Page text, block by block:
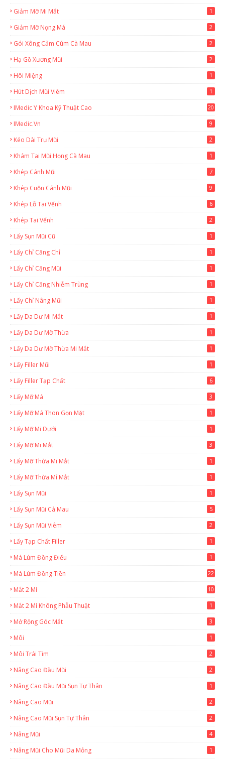
Giảm Mỡ Mi Mắt 1
Giảm Mỡ Nọng Má 2
Gói Xông Cảm Cúm Cà Mau 2
Hạ Gồ Xương Mũi 2
Hôi Miệng 1
Hút Dịch Mũi Viêm 1
IMedic Y Khoa Kỹ Thuật Cao
20
IMedic.vn 9
Kéo Dài Trụ Mũi 2
Khám Tai Mũi Họng Cà Mau 1
Khép Cánh Mũi 7
Khép Cuộn Cánh Mũi 9
Khép Lỗ Tai Vểnh 6
Khép Tai Vểnh 2
Lấy Sụn Mũi Cũ 1
Lấy Chỉ Căng Chỉ 1
Lấy Chỉ Căng Mũi 1
Lấy Chỉ Căng Nhiễm Trùng 1
Lấy Chỉ Nâng Mũi 1
Lấy Da Dư Mi Mắt 1
Lấy Da Dư Mỡ Thừa 1
Lấy Da Dư Mỡ Thừa Mi Mắt 1
Lấy Filler Mũi 1
Lấy Filler Tạp Chất 6
Lấy Mỡ Má 3
Lấy Mỡ Má Thon Gọn Mặt 1
Lấy Mỡ Mi Dưới 1
Lấy Mỡ Mi Mắt 3
Lấy Mỡ Thừa Mi Mắt 1
Lấy Mỡ Thừa Mí Mắt 1
Lấy Sụn Mũi 1
Lấy Sụn Mũi Cà Mau 5
Lấy Sụn Mũi Viêm 2
Lấy Tạp Chất Filler 1
Má Lúm Đồng Điếu 1
Má Lúm Đồng Tiền 22
Mắt 2 Mí 10
Mắt 2 Mí Không Phẫu Thuật 1
Mở Rộng Góc Mắt 3
Môi 1
Môi Trái Tim 2
Nâng Cao Đầu Mũi 2
Nâng Cao Đầu Mũi Sụn Tự Thân 1
Nâng Cao Mũi 2
Nâng Cao Mũi Sụn Tự Thân 2
Nâng Mũi 4
Nâng Mũi Cho Mũi Da Mỏng 1